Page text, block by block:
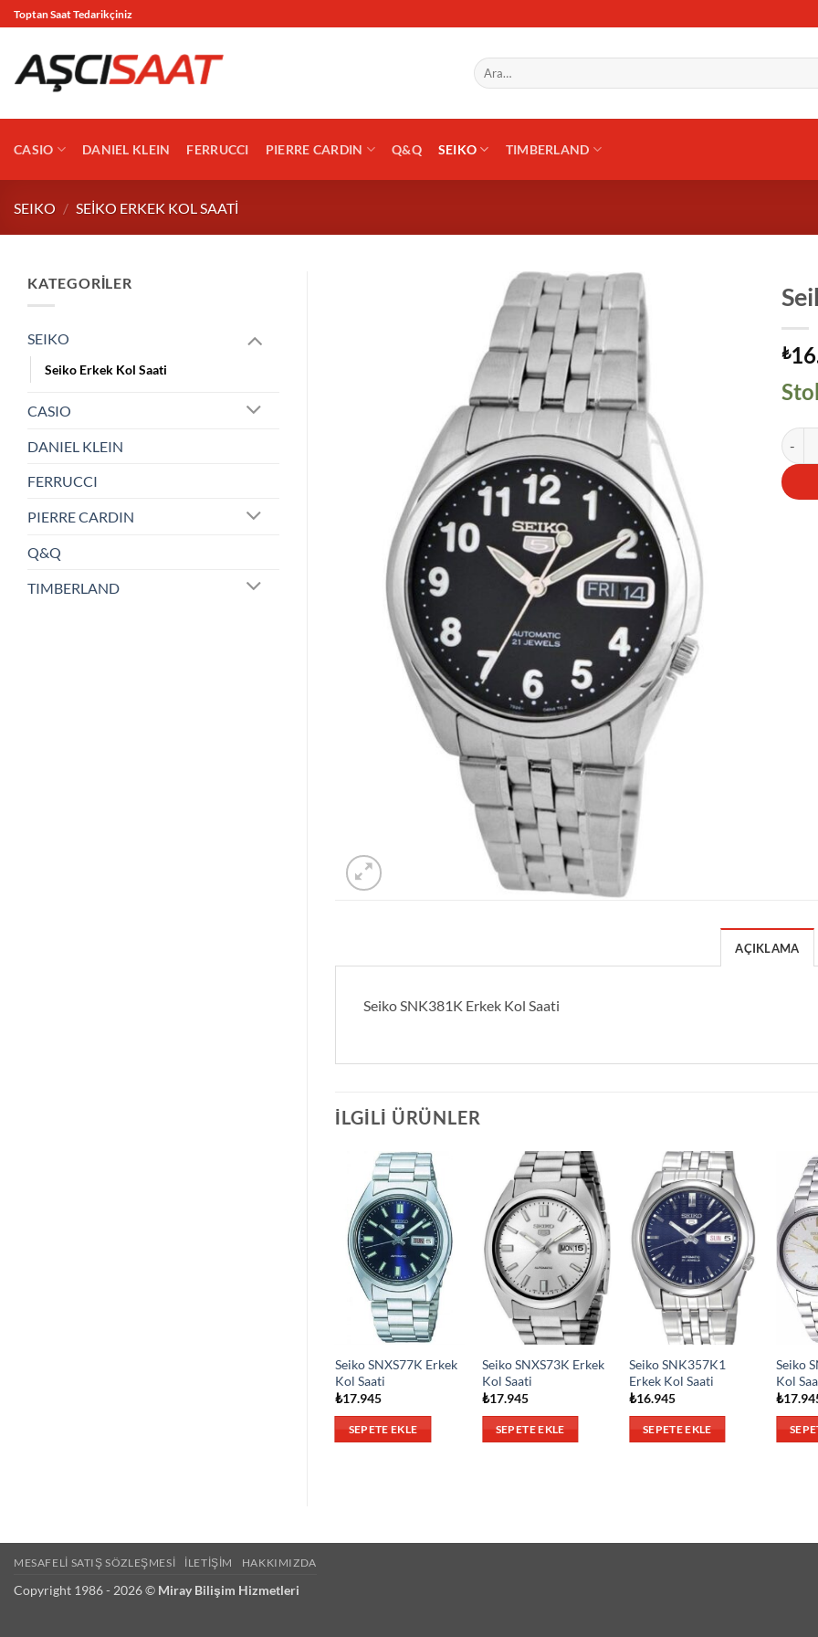
İçeriğe
atla
Toptan Saat Tedarikçiniz
Ara:
CASIO DANIEL KLEIN FERRUCCI PIERRE CARDIN Q&Q SEIKO TIMBERLAND
SEIKO / SEIKO ERKEK KOL SAATI
KATEGORILER
SEIKO
Seiko Erkek Kol Saati
CASIO
DANIEL KLEIN
FERRUCCI
PIERRE CARDIN
Q&Q
TIMBERLAND
₺
Seiko
AÇIKLAMA
Seiko SNK381K Erkek Kol Saati
İLGILI ÜRÜNLER
Seiko SNXS77K Erkek
Kol Saati
₺17.945
SEPETE EKLE
Seiko SNXS73K Erkek
Kol Saati
₺17.945
SEPETE EKLE
Seiko SNK357K1
Erkek Kol Saati
₺16.945
SEPETE EKLE
Seiko
Kol
₺
MESAFELI SATIŞ SÖZLEŞMESI İLETIŞIM HAKKIMIZDA
Copyright 1986 - 2026 © Miray Bilişim Hizmetleri